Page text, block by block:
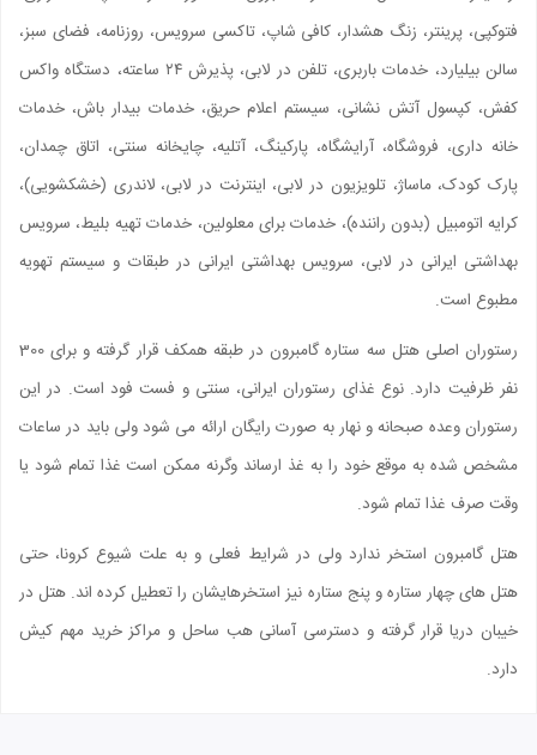
فتوکپی، پرینتر، زنگ هشدار، کافی شاپ، تاکسی سرویس، روزنامه، فضای سبز،
سالن بیلیارد، خدمات باربری، تلفن در لابی، پذیرش ۲۴ ساعته، دستگاه واکس
کفش، کپسول آتش نشانی، سیستم اعلام حریق، خدمات بیدار باش، خدمات
خانه داری، فروشگاه، آرایشگاه، پارکینگ، آتلیه، چایخانه سنتی، اتاق چمدان،
پارک کودک، ماساژ، تلویزیون در لابی، اینترنت در لابی، لاندری (خشکشویی)،
کرایه اتومبیل (بدون راننده)، خدمات برای معلولین، خدمات تهیه بلیط، سرویس
بهداشتی ایرانی در لابی، سرویس بهداشتی ایرانی در طبقات و سیستم تهویه
مطبوع است.
رستوران اصلی هتل سه ستاره گامبرون در طبقه همکف قرار گرفته و برای 300
نفر ظرفیت دارد. نوع غذای رستوران ایرانی، سنتی و فست فود است. در این
رستوران وعده صبحانه و نهار به صورت رایگان ارائه می شود ولی باید در ساعات
مشخص شده به موقع خود را به غذ ارساند وگرنه ممکن است غذا تمام شود یا
وقت صرف غذا تمام شود.
هتل گامبرون استخر ندارد ولی در شرایط فعلی و به علت شیوع کرونا، حتی
هتل های چهار ستاره و پنج ستاره نیز استخرهایشان را تعطیل کرده اند. هتل در
خیبان دریا قرار گرفته و دسترسی آسانی هب ساحل و مراکز خرید مهم کیش
دارد.